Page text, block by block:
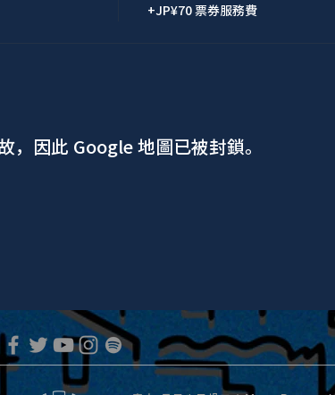
+JP¥70 票券服務費
因此 Google 地圖已被封鎖。